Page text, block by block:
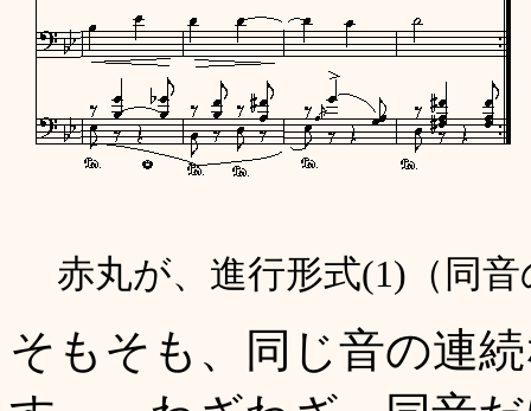
赤丸が、進行形式(1)（同
そもそも、同じ音の連